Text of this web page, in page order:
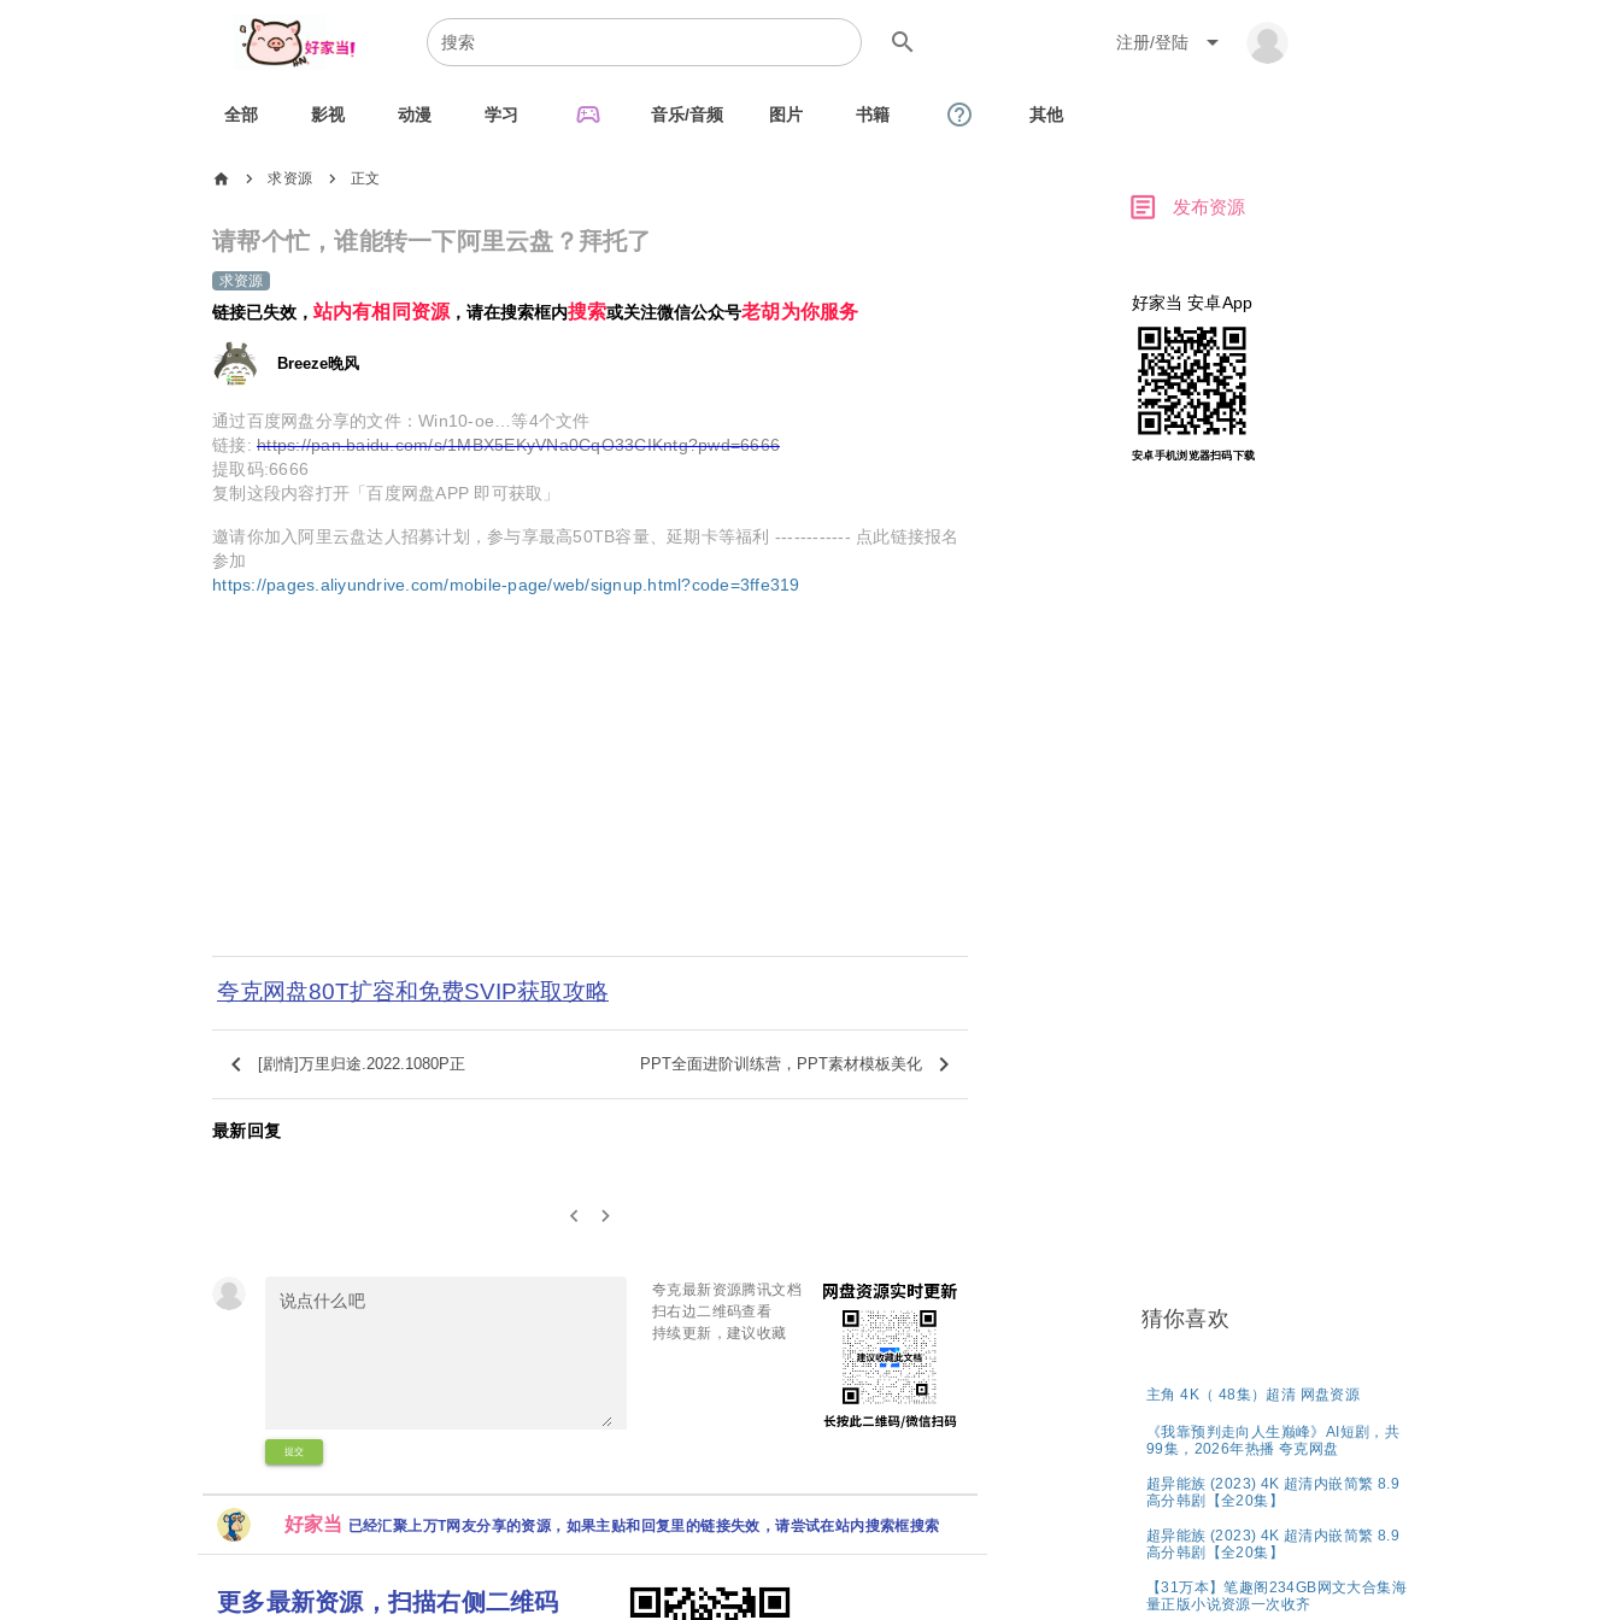
search 注册/登陆 arrow_drop_down
全部 影视 动漫 学习 sports_esports 音乐/音频 图片 书籍 help_outline 其他
home chevron_right 求资源 chevron_right 正文
请帮个忙，谁能转一下阿里云盘？拜托了
求资源
链接已失效，站内有相同资源，请在搜索框内搜索或关注微信公众号老胡为你服务
Breeze晚风
通过百度网盘分享的文件：Win10-oe…等4个文件
链接:https://pan.baidu.com/s/1MBX5EKyVNa0CqO33CIKntg?pwd=6666
提取码:6666
复制这段内容打开「百度网盘APP 即可获取」
邀请你加入阿里云盘达人招募计划，参与享最高50TB容量、延期卡等福利 ------------ 点此链接报名
参加
https://pages.aliyundrive.com/mobile-page/web/signup.html?code=3ffe319
夸克网盘80T扩容和免费SVIP获取攻略
keyboard_arrow_left [剧情]万里归途.2022.1080P正 PPT全面进阶训练营，PPT素材模板美化 keyboard_arrow_right
最新回复
keyboard_arrow_left keyboard_arrow_right
提交
夸克最新资源腾讯文档
扫右边二维码查看
持续更新，建议收藏
好家当 已经汇聚上万T网友分享的资源，如果主贴和回复里的链接失效，请尝试在站内搜索框搜索
更多最新资源，扫描右侧二维码
article 发布资源
好家当 安卓App
安卓手机浏览器扫码下载
猜你喜欢
主角 4K（ 48集）超清 网盘资源
《我靠预判走向人生巅峰》AI短剧，共
99集，2026年热播 夸克网盘
超异能族 (2023) 4K 超清内嵌简繁 8.9
高分韩剧【全20集】
超异能族 (2023) 4K 超清内嵌简繁 8.9
高分韩剧【全20集】
【31万本】笔趣阁234GB网文大合集海
量正版小说资源一次收齐